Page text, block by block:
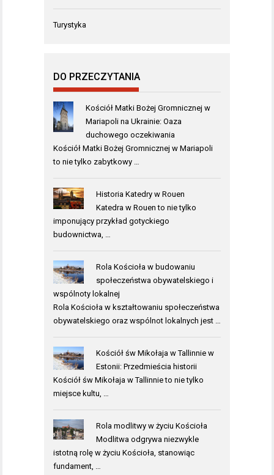
Turystyka
DO PRZECZYTANIA
Kościół Matki Bożej Gromnicznej w
Mariapoli na Ukrainie: Oaza
duchowego oczekiwania
Kościół Matki Bożej Gromnicznej w Mariapoli
to nie tylko zabytkowy …
Historia Katedry w Rouen
Katedra w Rouen to nie tylko
imponujący przykład gotyckiego
budownictwa, …
Rola Kościoła w budowaniu
społeczeństwa obywatelskiego i
wspólnoty lokalnej
Rola Kościoła w kształtowaniu społeczeństwa
obywatelskiego oraz wspólnot lokalnych jest …
Kościół św Mikołaja w Tallinnie w
Estonii: Przedmieścia historii
Kościół św Mikołaja w Tallinnie to nie tylko
miejsce kultu, …
Rola modlitwy w życiu Kościoła
Modlitwa odgrywa niezwykle
istotną rolę w życiu Kościoła, stanowiąc
fundament, …